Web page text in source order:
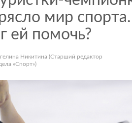
мир
ей помочь?
Никитина (Старший редактор
«Спорт»)